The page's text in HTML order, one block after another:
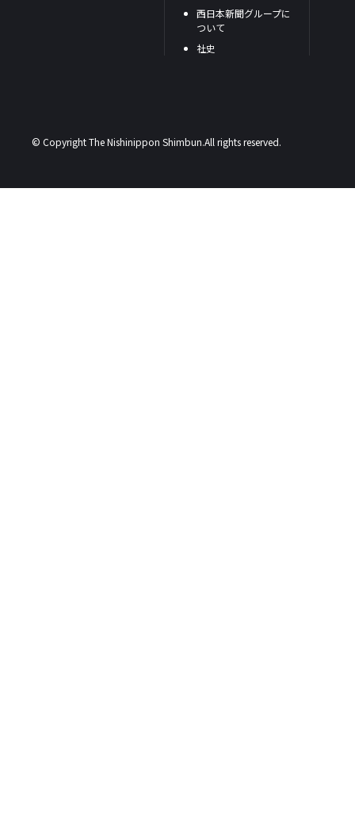
西日本新聞グループに
ついて
社史
© Copyright The Nishinippon Shimbun.All rights reserved.